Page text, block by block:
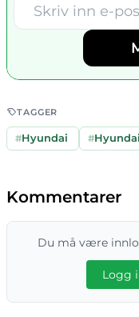
TAGGER
#Hyundai #
Kommentarer
Du må være
Logg